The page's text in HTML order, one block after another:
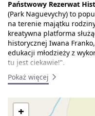
Państwowy Rezerwat
(Park Naguevychy) to
na terenie majątku
kreatywna platforma
historycznej Iwana
edukacji młodzieży z
tu jest ciekawie!".
Misja rezerwatu:
zachowania pamięci
ukraińskiej....
Pokaż więcej
+